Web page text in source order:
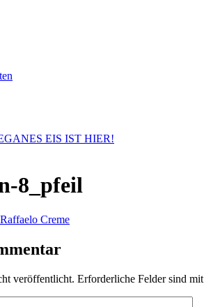
EIS IST HIER!
8_pfeil
veröffentlicht. Erforderliche Felder sind mit